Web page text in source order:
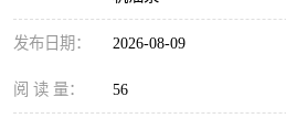
发布日期： 2026-08-09
阅 读 量： 56